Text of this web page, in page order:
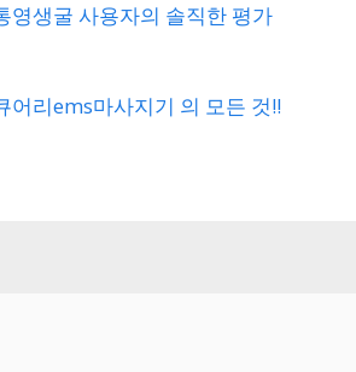
영생굴 사용자의 솔직한 평가
어리ems마사지기 의 모든 것!!